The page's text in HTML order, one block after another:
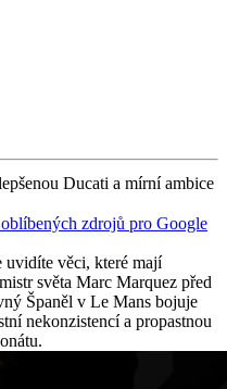
Ducati a mírní ambice
zdrojů pro Google
uvidíte věci, které mají
světa Marc Marquez před
Španěl v Le Mans bojuje
nekonzistencí a propastnou